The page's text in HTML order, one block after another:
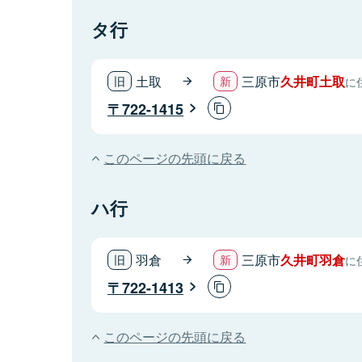
タ行
土取 三原市久井町土取に
722-1415
このページの先頭に戻る
ハ行
羽倉 三原市久井町羽倉に
722-1413
このページの先頭に戻る